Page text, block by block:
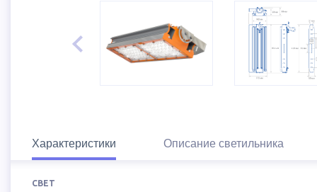
Характеристики Описание светильника
СВЕТ